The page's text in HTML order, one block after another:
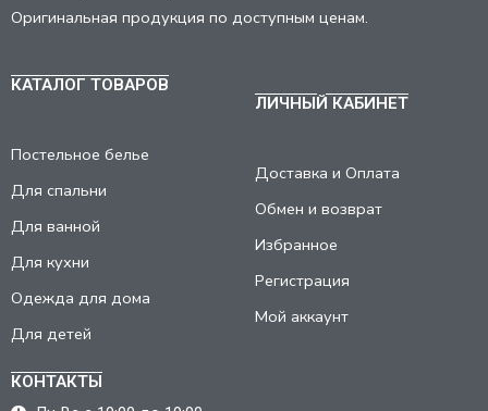
Оригинальная продукция по доступным ценам.
КАТАЛОГ ТОВАРОВ
Постельное белье
Для спальни
Для ванной
Для кухни
Одежда для дома
Для детей
ЛИЧНЫЙ КАБИНЕТ
Доставка и Оплата
Обмен и возврат
Избранное
Регистрация
Мой аккаунт
КОНТАКТЫ